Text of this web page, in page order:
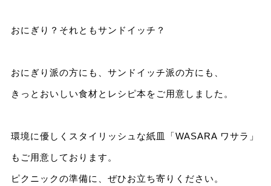
おにぎり？それともサンドイッチ？
おにぎり派の方にも、サンドイッチ派の方にも、
きっとおいしい食材とレシピ本をご用意しました。
環境に優しくスタイリッシュな紙皿「WASARA ワサラ」
もご用意しております。
ピクニックの準備に、ぜひお立ち寄りください。